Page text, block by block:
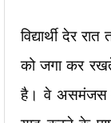
विद्यार्थी देर
को जगा कर
है। वे असमंजस